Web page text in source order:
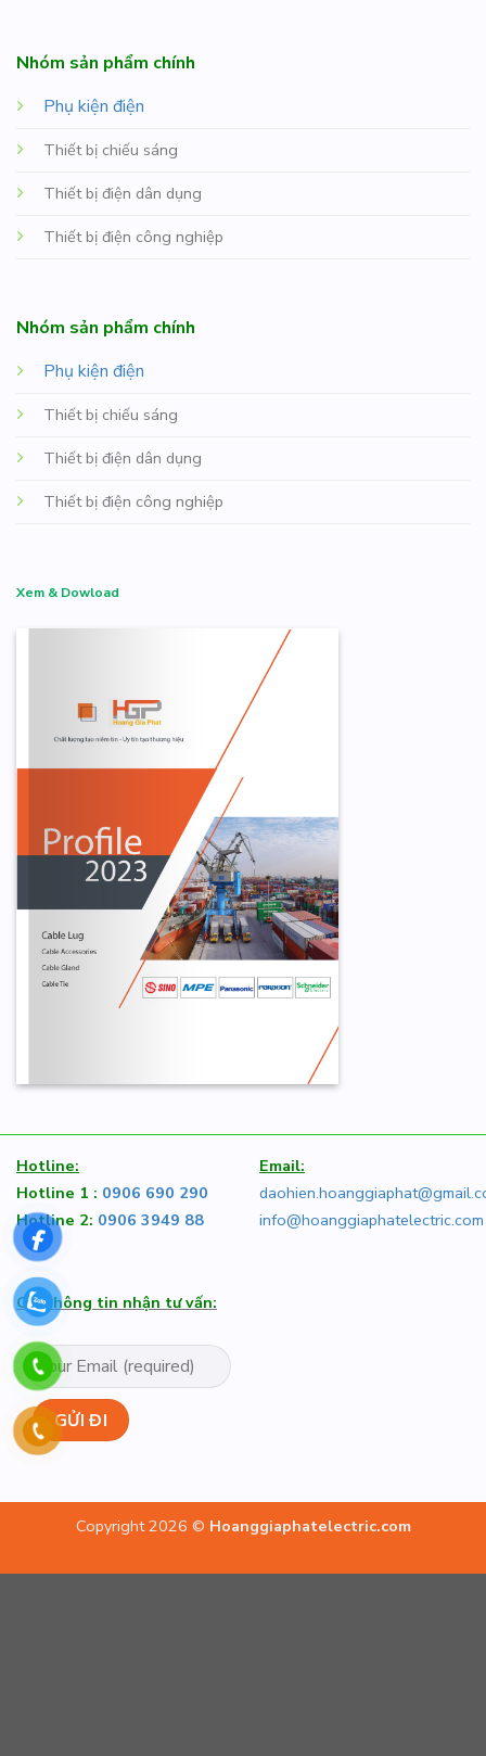
Nhóm sản phẩm chính
Phụ kiện điện
Thiết bị chiếu sáng
Thiết bị điện dân dụng
Thiết bị điện công nghiệp
Nhóm sản phẩm chính
Phụ kiện điện
Thiết bị chiếu sáng
Thiết bị điện dân dụng
Thiết bị điện công nghiệp
Xem & Dowload
Hotline:
Hotline 1 : 0906 690 290
Hotline 2: 0906 3949 88
Email:
info@hoanggiaphatelectric.com
Gửi thông tin nhận tư vấn:
Copyright 2026 © Hoanggiaphatelectric.com